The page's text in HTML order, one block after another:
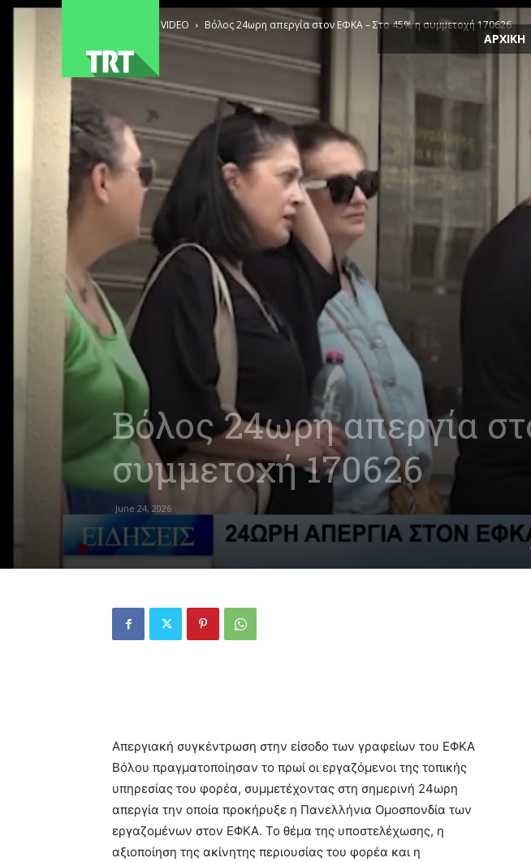
ΑΡΧΙΚΗ
VIDEO Βόλος 24ωρη απεργία στον ΕΦΚΑ – Στο 45% η συμμετοχή 170626
Βόλος 24ωρη απεργία
συμμετοχή 170626
June 24, 2026
Απεργιακή συγκέντρωση στην είσοδο των γραφείων του ΕΦΚΑ
Βόλου πραγματοποίησαν το πρωί οι εργαζόμενοι της τοπικής
υπηρεσίας του φορέα, συμμετέχοντας στη σημερινή 24ωρη
απεργία την οποία προκήρυξε η Πανελλήνια Ομοσπονδία των
εργαζομένων στον ΕΦΚΑ. Το θέμα της υποστελέχωσης, η
αξιοποίηση της ακίνητης περιουσίας του φορέα και η